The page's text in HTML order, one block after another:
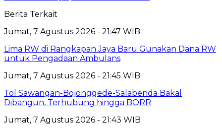
Berita Terkait
Jumat, 7 Agustus 2026 - 21:47 WIB
Lima RW di Rangkapan Jaya Baru Gunakan Dana RW
untuk Pengadaan Ambulans
Jumat, 7 Agustus 2026 - 21:45 WIB
Tol Sawangan-Bojonggede-Salabenda Bakal
Dibangun, Terhubung hingga BORR
Jumat, 7 Agustus 2026 - 21:43 WIB